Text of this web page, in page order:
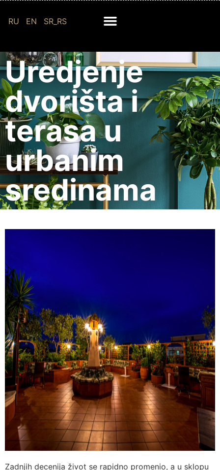
RU EN SR_RS
Uredjenje
dvorišta i
terasa u
urbanim
sredinama
Zadnjih decenija život se rapidno promenio, a u sklopu